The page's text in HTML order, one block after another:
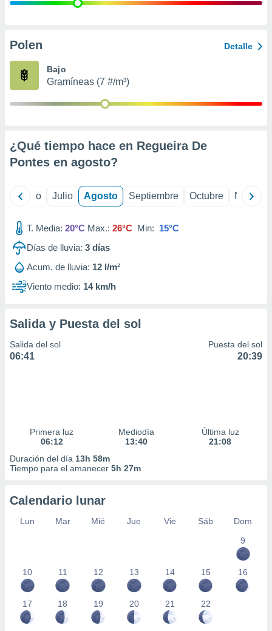
e
publicidad
Polen Detalle
Bajo
Gramíneas (7 #/m³)
¿Qué tiempo hace en Regueira De
Pontes en agosto?
Junio Julio Agosto Septiembre Octubre
T. Media: 20°C Max.: 26°C Min: 15°C
Días de lluvia: 3 días
Acum. de lluvia: 12 l/m²
Viento medio: 14 km/h
Salida y Puesta del sol
Salida del sol
06:41
Puesta del sol
20:39
Primera luz
06:12
Mediodía
13:40
Última luz
21:08
Duración del día 13h 58m
Tiempo para el amanecer 5h 27m
Calendario lunar
Lun Mar Mié Jue Vie Sáb
Dom
9
10 11 12 13 14 15 16
17 18 19 20 21 22